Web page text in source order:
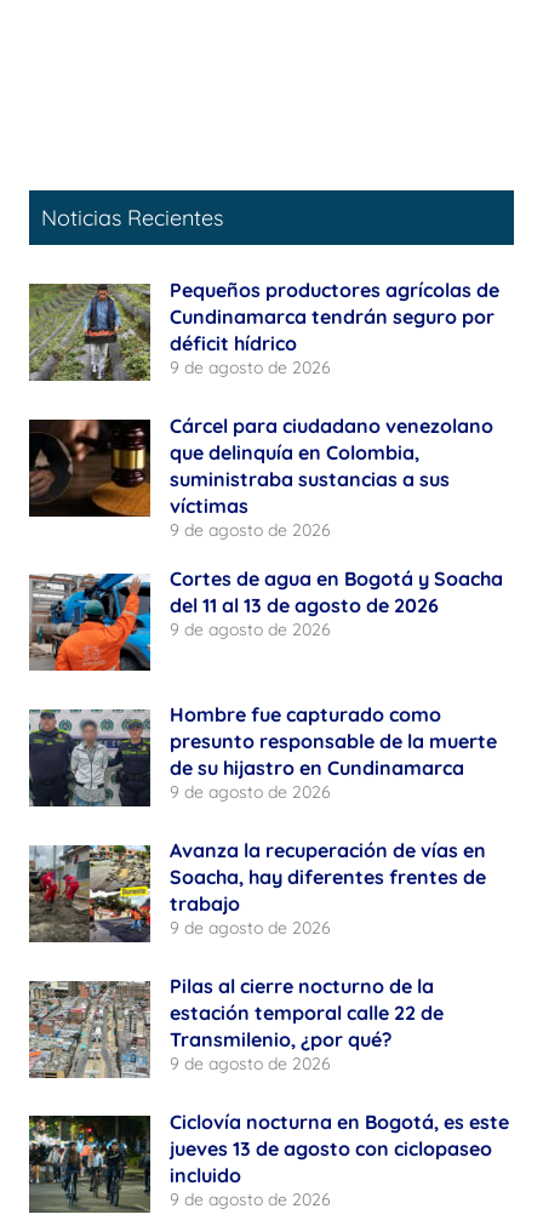
Noticias Recientes
Pequeños productores agrícolas de
Cundinamarca tendrán seguro por
déficit hídrico
9 de agosto de 2026
Cárcel para ciudadano venezolano
que delinquía en Colombia,
suministraba sustancias a sus
víctimas
9 de agosto de 2026
Cortes de agua en Bogotá y Soacha
del 11 al 13 de agosto de 2026
9 de agosto de 2026
Hombre fue capturado como
presunto responsable de la muerte
de su hijastro en Cundinamarca
9 de agosto de 2026
Avanza la recuperación de vías en
Soacha, hay diferentes frentes de
trabajo
9 de agosto de 2026
Pilas al cierre nocturno de la
estación temporal calle 22 de
Transmilenio, ¿por qué?
9 de agosto de 2026
Ciclovía nocturna en Bogotá, es este
jueves 13 de agosto con ciclopaseo
incluido
9 de agosto de 2026